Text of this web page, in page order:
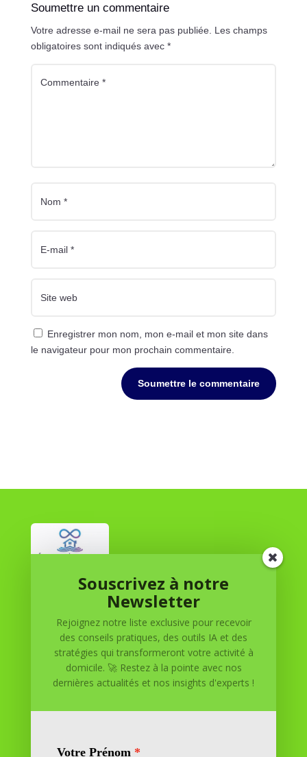
Soumettre un commentaire
Votre adresse e-mail ne sera pas publiée. Les champs
obligatoires sont indiqués avec *
Enregistrer mon nom, mon e-mail et mon site dans
le navigateur pour mon prochain commentaire.
Soumettre le commentaire
Réussite à Domicile
Réussite à Domicile est votre partenaire de confiance
pour atteindre vos objectifs depuis le confort de votre
maison. Nous offrons des solutions personnalisées pour
vous aider à réussir.
Souscrivez à notre
Newsletter
Rejoignez notre liste exclusive pour recevoir
des conseils pratiques, des outils IA et des
stratégies qui transformeront votre activité à
domicile. 🚀 Restez à la pointe avec nos
dernières actualités et nos insights d'experts !